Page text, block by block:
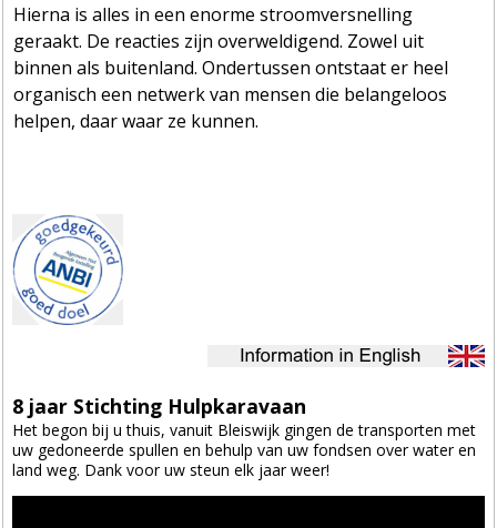
Hierna is alles in een enorme stroomversnelling
geraakt. De reacties zijn overweldigend. Zowel uit
binnen als buitenland. Ondertussen ontstaat er heel
organisch een netwerk van mensen die belangeloos
helpen, daar waar ze kunnen.
8 jaar Stichting Hulpkaravaan
Het begon bij u thuis, vanuit Bleiswijk gingen de transporten met
uw gedoneerde spullen en behulp van uw fondsen over water en
land weg. Dank voor uw steun elk jaar weer!